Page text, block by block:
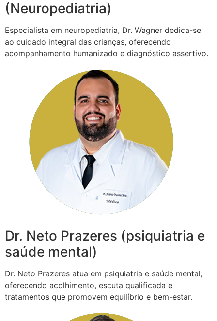
(Neuropediatria)
Especialista em neuropediatria, Dr. Wagner dedica-se
ao cuidado integral das crianças, oferecendo
acompanhamento humanizado e diagnóstico assertivo.
Dr. Neto Prazeres (psiquiatria e
saúde mental)
Dr. Neto Prazeres atua em psiquiatria e saúde mental,
oferecendo acolhimento, escuta qualificada e
tratamentos que promovem equilíbrio e bem-estar.